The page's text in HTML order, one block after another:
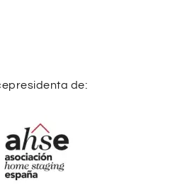
de: